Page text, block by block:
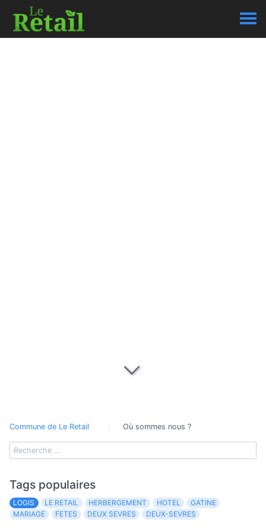
Commune de Le Retail Où sommes nous ?
Tags populaires
LOGIS LE RETAIL HERBERGEMENT HOTEL
GATINE
MARIAGE
FETES DEUX SEVRES DEUX-SEVRES